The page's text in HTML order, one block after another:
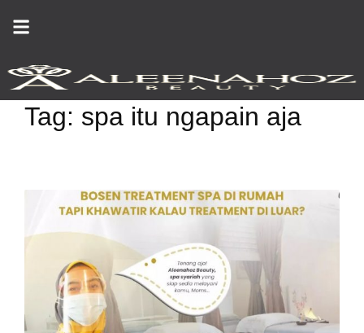
Tag: spa itu ngapain aja